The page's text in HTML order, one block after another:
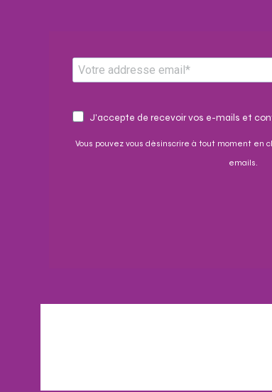
J'accepte de recevoir vos e-mails et
Vous pouvez vous désinscrire à tout moment en
emails.